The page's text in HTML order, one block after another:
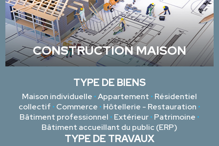
CONSTRUCTION MAISON
TYPE DE BIENS
Maison individuelle •Appartement • Résidentiel
collectif • Commerce • Hôtellerie - Restauration •
Bâtiment professionnel • Extérieur• Patrimoine •
Bâtiment accueillant du public (ERP)
TYPE DE TRAVAUX